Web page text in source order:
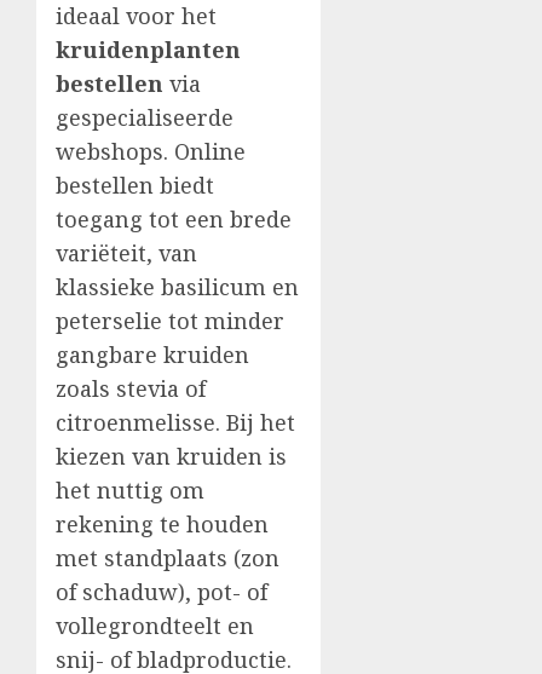
ideaal voor het
kruidenplanten
bestellen via
gespecialiseerde
webshops. Online
bestellen biedt
toegang tot een brede
variëteit, van
klassieke basilicum en
peterselie tot minder
gangbare kruiden
zoals stevia of
citroenmelisse. Bij het
kiezen van kruiden is
het nuttig om
rekening te houden
met standplaats (zon
of schaduw), pot- of
vollegrondteelt en
snij- of bladproductie.